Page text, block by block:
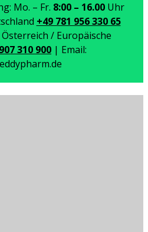
Mo. – Fr. 8:00 – 16.00Uhr
+49 781 956 330 65
Österreich / Europäische
310 900 | Email: